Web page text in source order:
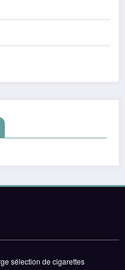
sélection de cigarettes